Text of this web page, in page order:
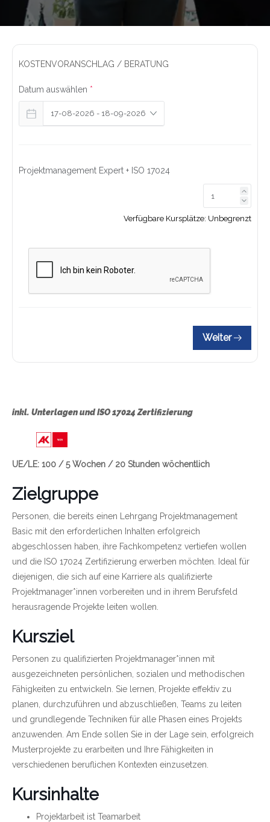
inkl. Unterlagen und ISO 17024 Zertifizierung
UE/LE: 100 / 5 Wochen / 20 Stunden wöchentlich
Zielgruppe
Personen, die bereits einen Lehrgang Projektmanagement
Basic mit den erforderlichen Inhalten erfolgreich
abgeschlossen haben, ihre Fachkompetenz vertiefen wollen
und die ISO 17024 Zertifizierung erwerben möchten. Ideal für
diejenigen, die sich auf eine Karriere als qualifizierte
Projektmanager*innen vorbereiten und in ihrem Berufsfeld
herausragende Projekte leiten wollen.
Kursziel
Personen zu qualifizierten Projektmanager*innen mit
ausgezeichneten persönlichen, sozialen und methodischen
Fähigkeiten zu entwickeln. Sie lernen, Projekte effektiv zu
planen, durchzuführen und abzuschließen, Teams zu leiten
und grundlegende Techniken für alle Phasen eines Projekts
anzuwenden. Am Ende sollen Sie in der Lage sein, erfolgreich
Musterprojekte zu erarbeiten und Ihre Fähigkeiten in
verschiedenen beruflichen Kontexten einzusetzen.
Kursinhalte
Projektarbeit ist Teamarbeit
KOSTENVORANSCHLAG / BERATUNG
Datum auswählen *
Projektmanagement Expert + ISO 17024
Link
Link
Verfügbare Kursplätze: Unbegrenzt
Weiter